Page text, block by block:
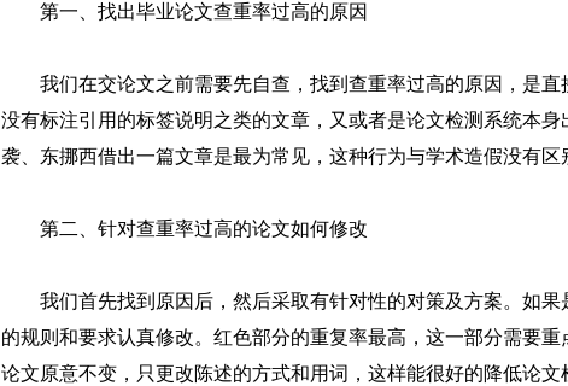
第一、找出毕业论文查重率过高的原因
我们在交论文之前需要先自查，找到查重率过高的原因，是
没有标注引用的标签说明之类的文章，又或者是论文检测系统本
袭、东挪西借出一篇文章是最为常见，这种行为与学术造假没有区
第二、针对查重率过高的论文如何修改
我们首先找到原因后，然后采取有针对性的对策及方案。如
的规则和要求认真修改。红色部分的重复率最高，这一部分需要
论文原意不变，只更改陈述的方式和用词，这样能很好的降低论文